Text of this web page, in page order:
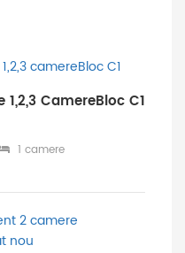
CamereBloc C1
1 camere